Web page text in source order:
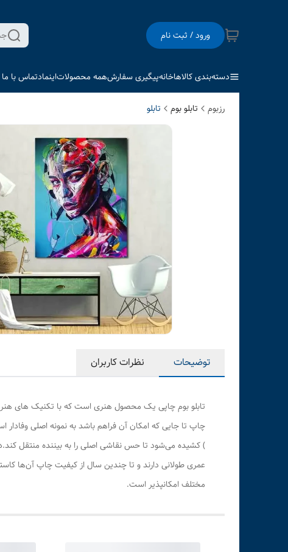
ورود / ثبت نام
دسته‌بندی کالاهاخانهپیگیری سفارشهمه محصولاتاینمادتماس با ما
رزبوم تابلو بوم تابلو
توضیحات نظرات کاربران
تابلو بوم چاپی یک محصول هنری است که با تکنیک های
چاپ تا جایی که امکان آن فراهم باشد به نمونه اصلی
) کشیده می‌شود تا حس نقاشی اصلی را به بیننده منتقل
عمری طولانی دارند و تا چندین سال از کیفیت چاپ آن‌ها
مختلف امکانپذیر است.